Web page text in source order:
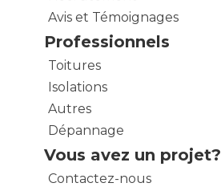
Avis et Témoignages
Professionnels
Toitures
Isolations
Autres
Dépannage
Vous avez un projet?
Contactez-nous